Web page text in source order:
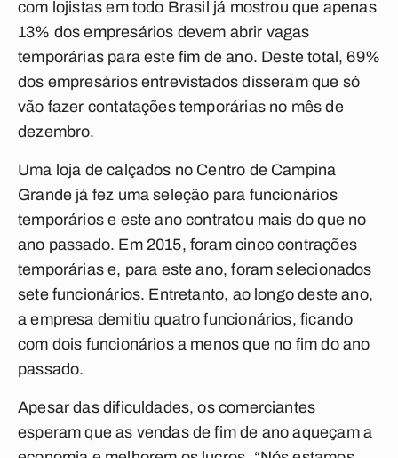
com lojistas em todo Brasil já mostrou que apenas
13% dos empresários devem abrir vagas
temporárias para este fim de ano. Deste total, 69%
dos empresários entrevistados disseram que só
vão fazer contatações temporárias no mês de
dezembro.
Uma loja de calçados no Centro de Campina
Grande já fez uma seleção para funcionários
temporários e este ano contratou mais do que no
ano passado. Em 2015, foram cinco contrações
temporárias e, para este ano, foram selecionados
sete funcionários. Entretanto, ao longo deste ano,
a empresa demitiu quatro funcionários, ficando
com dois funcionários a menos que no fim do ano
passado.
Apesar das dificuldades, os comerciantes
esperam que as vendas de fim de ano aqueçam a